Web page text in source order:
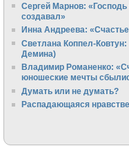
Сергей Марнов:
создавал»
Инна Андреева:
Светлана Коппел-
Демина)
Владимир Романенко:
юношеские мечты
Думать или не думать?
Распадающаяся